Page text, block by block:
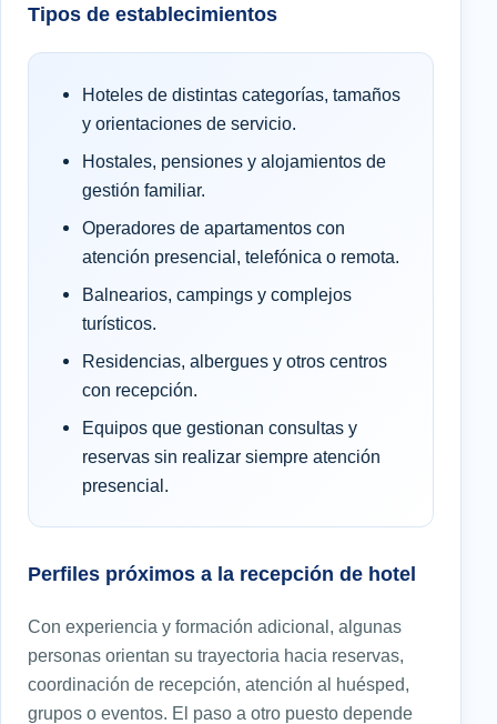
Tipos de establecimientos
Hoteles de distintas categorías, tamaños
y orientaciones de servicio.
Hostales, pensiones y alojamientos de
gestión familiar.
Operadores de apartamentos con
atención presencial, telefónica o remota.
Balnearios, campings y complejos
turísticos.
Residencias, albergues y otros centros
con recepción.
Equipos que gestionan consultas y
reservas sin realizar siempre atención
presencial.
Perfiles próximos a la recepción de hotel
Con experiencia y formación adicional, algunas
personas orientan su trayectoria hacia reservas,
coordinación de recepción, atención al huésped,
grupos o eventos. El paso a otro puesto depende